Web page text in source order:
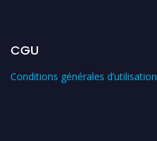
CGU
Conditions générales d’utilisation